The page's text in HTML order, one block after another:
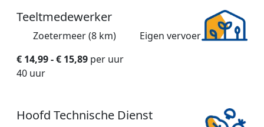
Teeltmedewerker
Zoetermeer (8 km)
Eigen vervoer
€ 14,99 - € 15,89 per uur
40 uur
Hoofd Technische Dienst